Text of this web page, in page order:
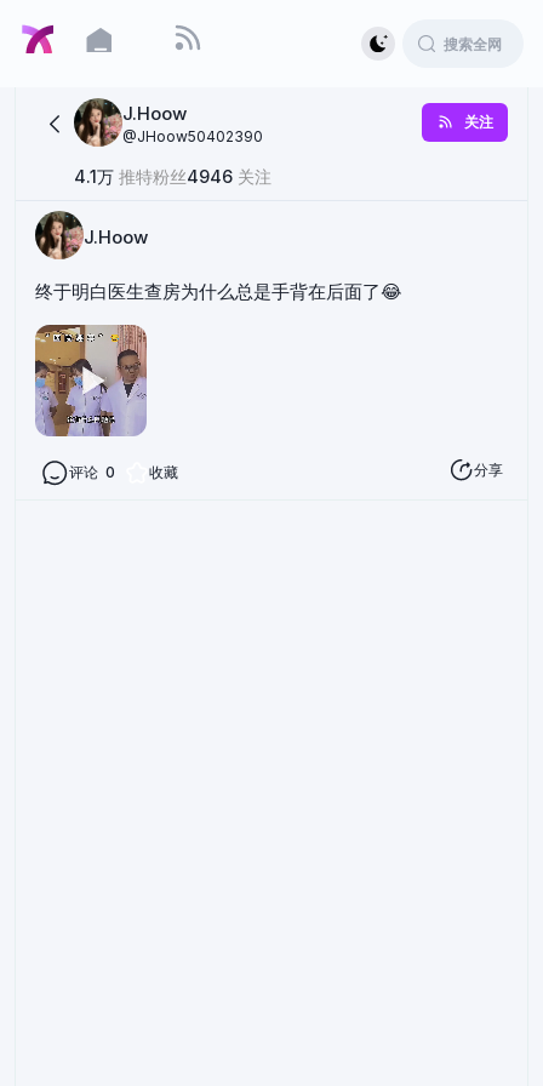
J.Hoow
@JHoow50402390
关注
4.1万 推特粉丝4946 关注
J.Hoow
终于明白医生查房为什么总是手背在后面了😂
评论 0 收藏 分享